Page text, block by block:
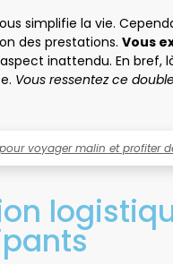
simplifie la vie.
des prestations. Vous
inattendu. En bref,
Vous ressentez ce
voyager malin et profiter